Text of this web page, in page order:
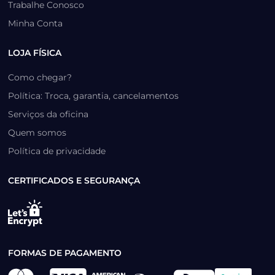
Trabalhe Conosco
Minha Conta
LOJA FÍSICA
Como chegar?
Política: Troca, garantia, cancelamentos
Serviços da oficina
Quem somos
Política de privacidade
CERTIFICADOS E SEGURANÇA
FORMAS DE PAGAMENTO